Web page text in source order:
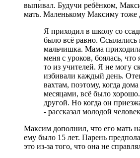
выпивал. Будучи ребёнком,
мать. Маленькому Максиму тоже
Я приходил в школу со
было всё равно. Ссылались
мальчишка. Мама приходила
меня с уроков, боялась, что
то из учителей. Я не могу
избивали каждый день.
вахтам, поэтому, когда
месяцами, всё было
другой. Но когда он
- рассказал молодой
Максим дополнил, что его мать
ему было 15 лет. Парень
это из-за того, что она не